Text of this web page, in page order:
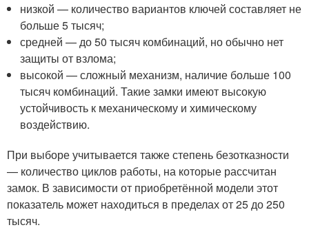
низкой — количество вариантов ключей составляет не
больше 5 тысяч;
средней — до 50 тысяч комбинаций, но обычно нет
защиты от взлома;
высокой — сложный механизм, наличие больше 100
тысяч комбинаций. Такие замки имеют высокую
устойчивость к механическому и химическому
воздействию.
При выборе учитывается также степень безотказности
— количество циклов работы, на которые рассчитан
замок. В зависимости от приобретённой модели этот
показатель может находиться в пределах от 25 до 250
тысяч.